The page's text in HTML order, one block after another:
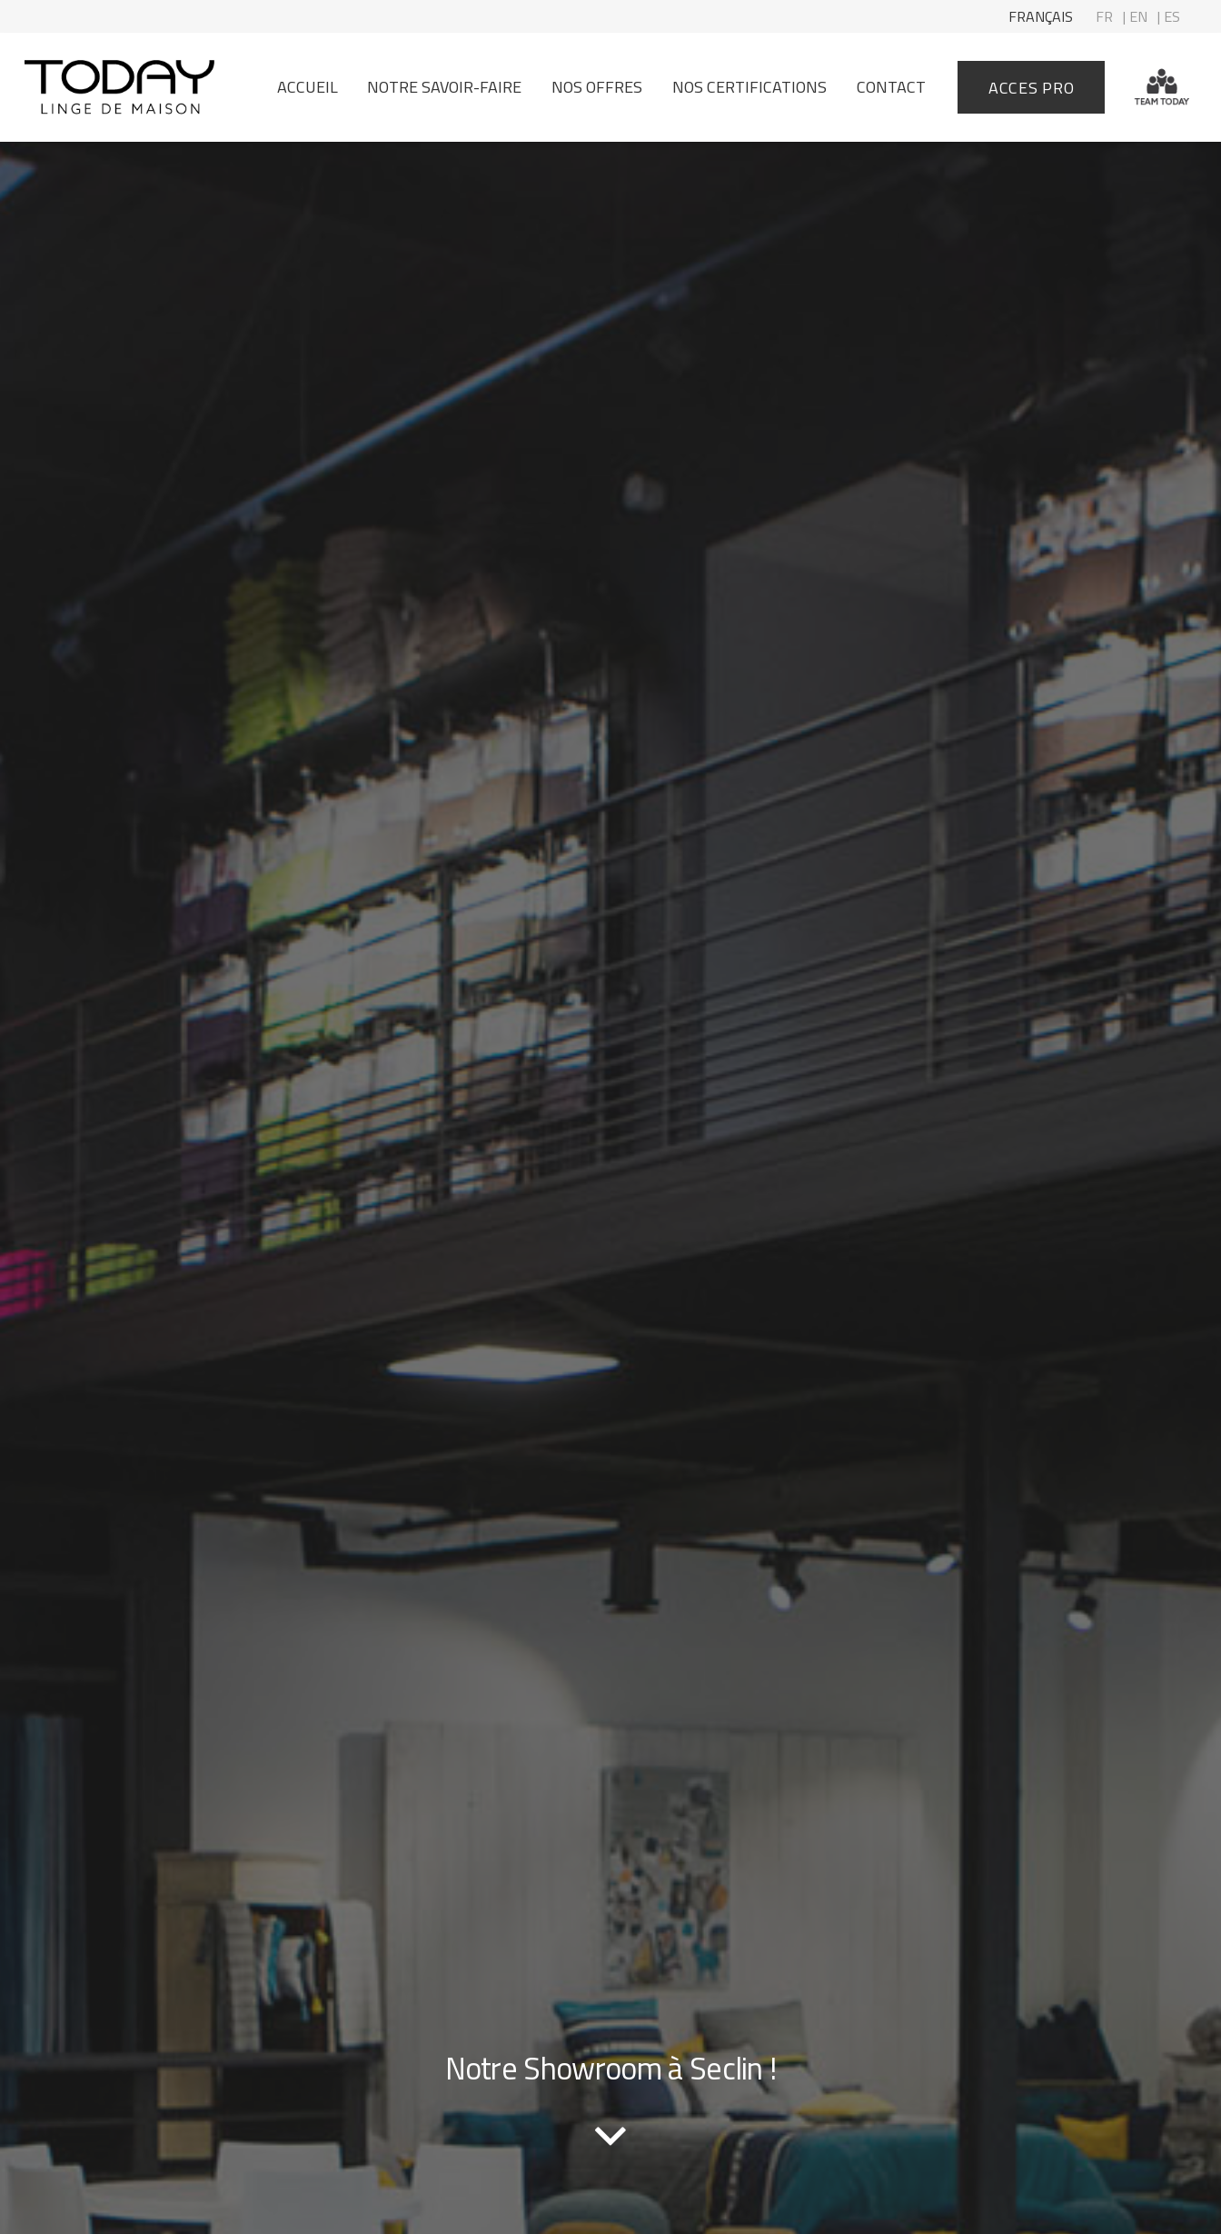
FRANÇAIS FR | EN | ES
ACCUEIL NOTRE SAVOIR-FAIRE NOS OFFRES NOS CERTIFICATIONS CONTACT ACCES PRO
Notre Showroom à Seclin !